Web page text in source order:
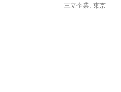
三立企業 東京